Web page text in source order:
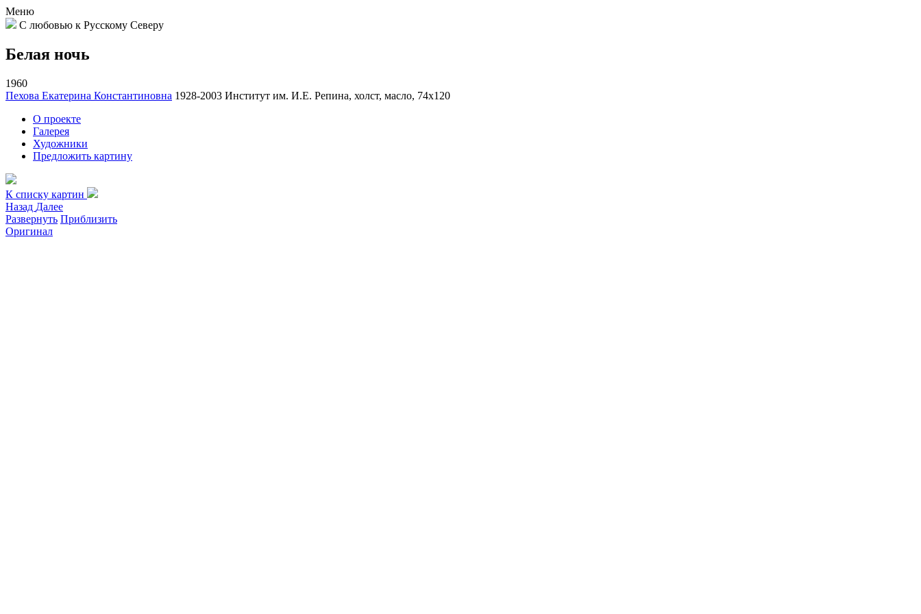
Меню
С любовью к Русскому Северу
Белая ночь
1960
Пехова Екатерина Константиновна 1928-2003 Институт им. И.Е. Репина, холст, масло, 74х120
О проекте
Галерея
Художники
Предложить картину
К списку картин
Назад Далее
Развернуть Приблизить
Оригинал